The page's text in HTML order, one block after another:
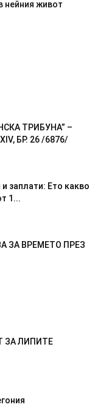
нейния живот
ТРИБУНА” –
БР. 26 /6876/
заплати: Ето какво
1...
ЗА ВРЕМЕТО ПРЕЗ
ЗА ЛИПИТЕ